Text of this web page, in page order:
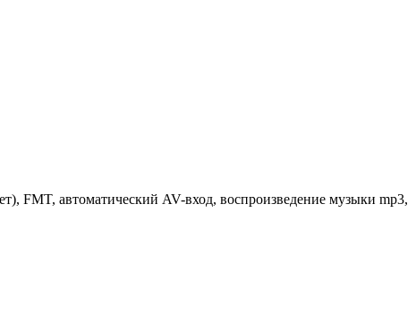
FMT, автоматический AV-вход, воспроизведение музыки mp3,